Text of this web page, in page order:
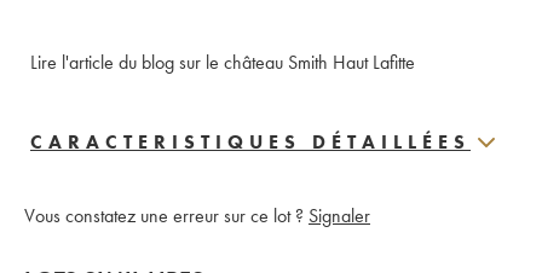
Lire l'article du blog sur le château Smith Haut Lafitte
CARACTERISTIQUES DÉTAILLÉES
Vous constatez une erreur sur ce lot ? Signaler